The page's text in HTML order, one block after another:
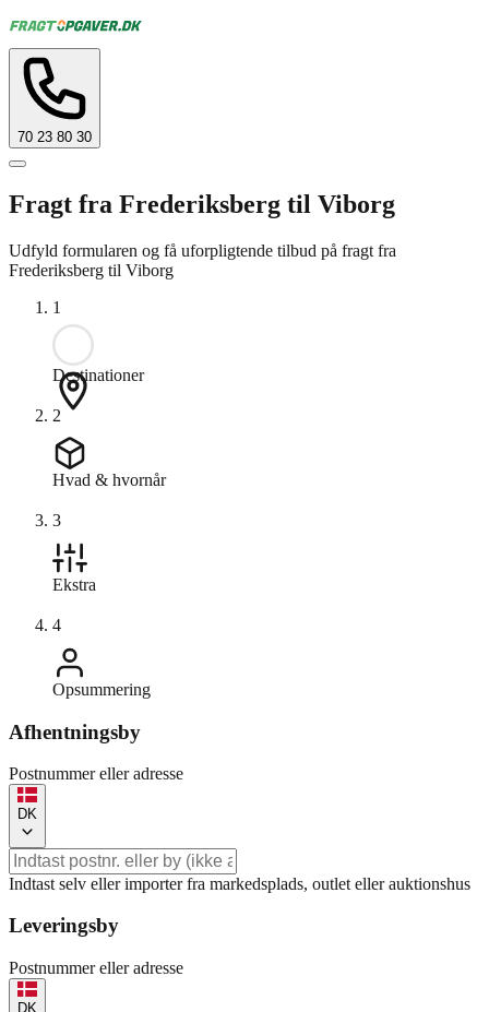
70 23 80 30
Fragt fra Frederiksberg til Viborg
Udfyld formularen og få uforpligtende tilbud på fragt fra
Frederiksberg til Viborg
1
Destinationer
2
Hvad & hvornår
3
Ekstra
4
Opsummering
Afhentningsby
Postnummer eller adresse
DK
Indtast selv eller importer fra markedsplads, outlet eller auktionshus
Leveringsby
Postnummer eller adresse
DK